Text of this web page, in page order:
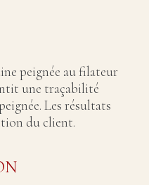
peignée au filateur
une traçabilité
Les résultats
du client.